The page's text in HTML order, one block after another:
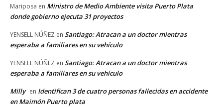
Mariposa en Ministro de Medio Ambiente visita Puerto Plata
donde gobierno ejecuta 31 proyectos
YENSELL NÚÑEZ en Santiago: Atracan a un doctor mientras
esperaba a familiares en su vehículo
YENSELL NÚÑEZ en Santiago: Atracan a un doctor mientras
esperaba a familiares en su vehículo
Milly en Identifican 3 de cuatro personas fallecidas en accidente
en Maimón Puerto plata